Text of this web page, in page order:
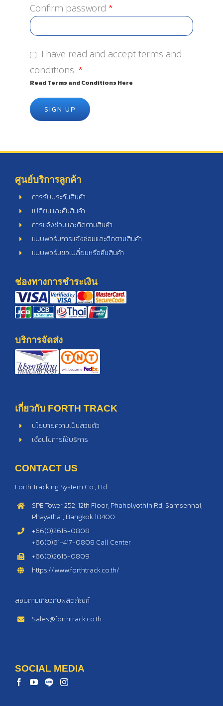
Confirm password *
I have read and accept terms and
conditions. *
Read Terms and Conditions Here
SIGN UP
ศูนย์บริการลูกค้า
การรับประกันสินค้า
เปลี่ยนและคืนสินค้า
การแจ้งซ่อมและติดตามสินค้า
แบบฟอร์มการแจ้งซ่อมและติดตามสินค้า
แบบฟอร์มขอเปลี่ยนหรือคืนสินค้า
ช่องทางการชำระเงิน
บริการจัดส่ง
เกี่ยวกับ FORTH TRACK
นโยบายความเป็นส่วนตัว
เงื่อนไขการใช้บริการ
CONTACT US
Forth Tracking System Co., Ltd.
SPE Tower 252, 12th Floor, Phaholyothin Rd, Samsennai,
Phayathai, Bangkok 10400
+66(0)2615-0808
+66(0)61-417-0808 Call Center
+66(0)2615-0809
https://www.forthtrack.co.th/
สอบถามเกี่ยวกับผลิตภัณฑ์
Sales@forthtrack.co.th
SOCIAL MEDIA